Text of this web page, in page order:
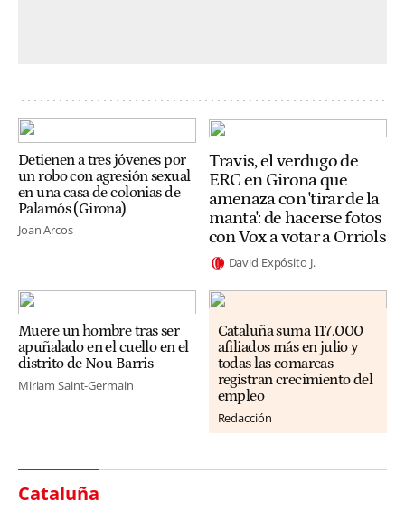
Detienen a tres jóvenes por
un robo con agresión sexual
en una casa de colonias de
Palamós (Girona)
Joan Arcos
Travis, el verdugo de
ERC en Girona que
amenaza con 'tirar de la
manta': de hacerse fotos
con Vox a votar a Orriols
David Expósito J.
Muere un hombre tras ser
apuñalado en el cuello en el
distrito de Nou Barris
Miriam Saint-Germain
Cataluña suma 117.000
afiliados más en julio y
todas las comarcas
registran crecimiento del
empleo
Redacción
Cataluña